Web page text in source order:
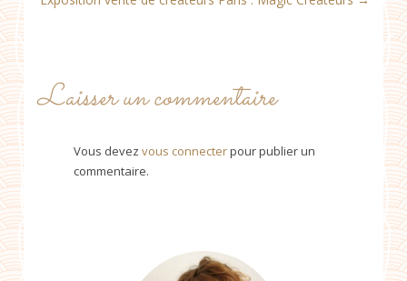
Laisser un commentaire
Vous devez vous connecterpour publier un
commentaire.